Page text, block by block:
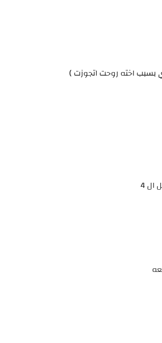
بسبب اخته روحت اتجوزت )
4